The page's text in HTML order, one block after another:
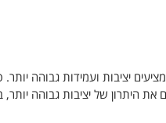
יציבות ועמידות גבוהה
את היתרון של יציבות גבוהה